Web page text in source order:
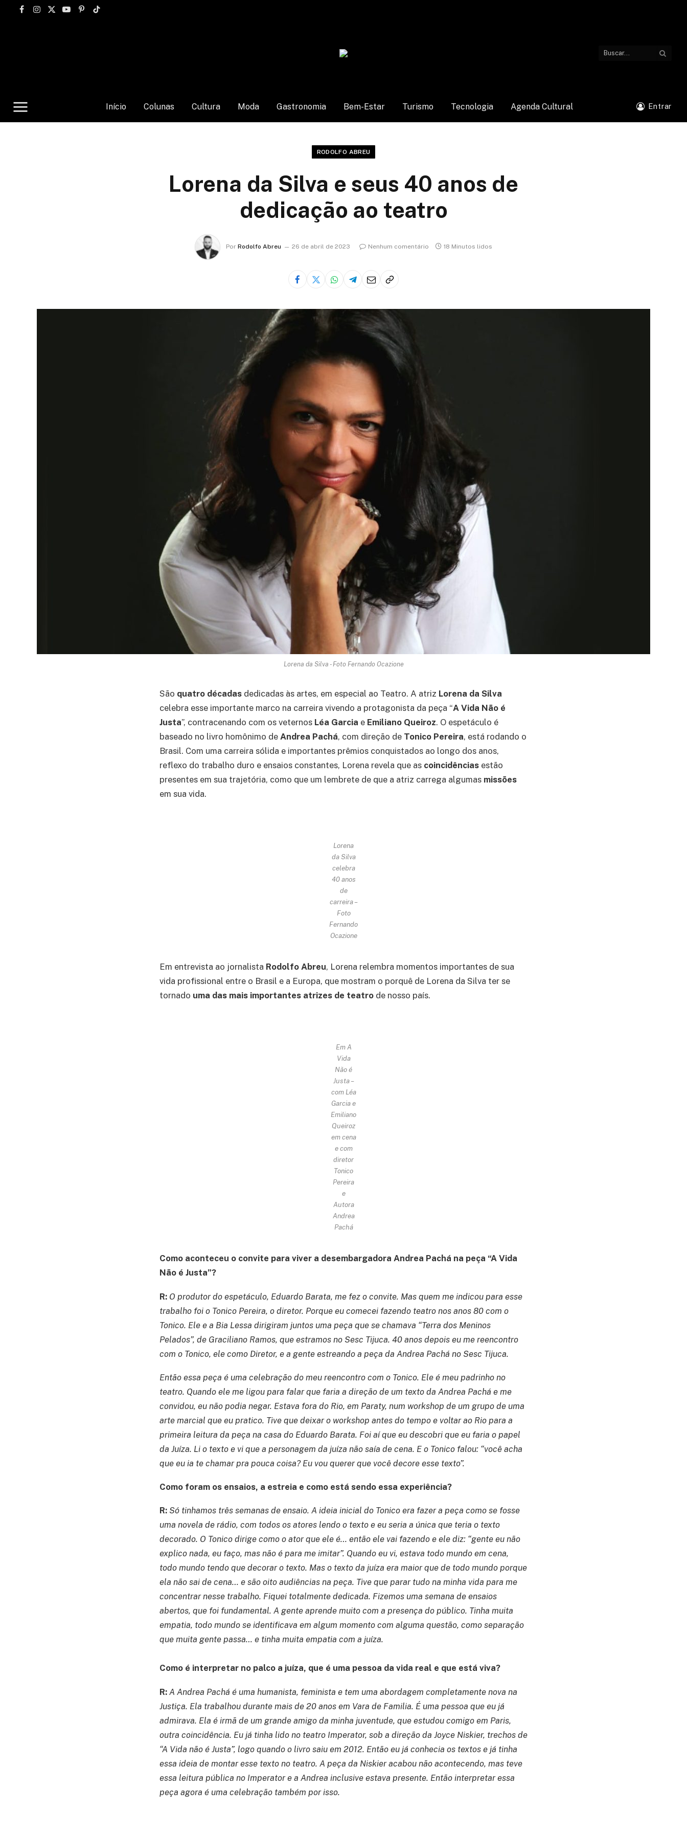
Facebook
Instagram
X
YouTubePinterest
TikTok
Início Colunas Cultura Moda Gastronomia Bem-Estar Turismo Tecnologia Agenda Cultural Entrar
RODOLFO ABREU
Lorena da Silva e seus 40 anos de
dedicação ao teatro
Por Rodolfo Abreu 26 de abril de 2023 Nenhum comentário 18 Minutos lidos
Lorena da Silva - Foto Fernando Ocazione
São quatro décadas dedicadas às artes, em especial ao Teatro. A atriz Lorena da Silva
celebra esse importante marco na carreira vivendo a protagonista da peça “A Vida Não é
Justa”, contracenando com os veternos Léa Garcia e Emiliano Queiroz. O espetáculo é
baseado no livro homônimo de Andrea Pachá, com direção de Tonico Pereira, está rodando o
Brasil. Com uma carreira sólida e importantes prêmios conquistados ao longo dos anos,
reflexo do trabalho duro e ensaios constantes, Lorena revela que as coincidências estão
presentes em sua trajetória, como que um lembrete de que a atriz carrega algumas missões
em sua vida.
Lorena
da Silva
celebra
40 anos
de
carreira –
Foto
Fernando
Ocazione
Em entrevista ao jornalista Rodolfo Abreu, Lorena relembra momentos importantes de sua
vida profissional entre o Brasil e a Europa, que mostram o porquê de Lorena da Silva ter se
tornado uma das mais importantes atrizes de teatro de nosso país.
Em A
Vida
Não é
Justa –
com Léa
Garcia e
Emiliano
Queiroz
em cena
e com
diretor
Tonico
Pereira
e
Autora
Andrea
Pachá
Como aconteceu o convite para viver a desembargadora Andrea Pachá na peça “A Vida
Não é Justa”?
R: O produtor do espetáculo, Eduardo Barata, me fez o convite. Mas quem me indicou para esse
trabalho foi o Tonico Pereira, o diretor. Porque eu comecei fazendo teatro nos anos 80 com o
Tonico. Ele e a Bia Lessa dirigiram juntos uma peça que se chamava “Terra dos Meninos
Pelados”, de Graciliano Ramos, que estramos no Sesc Tijuca. 40 anos depois eu me reencontro
com o Tonico, ele como Diretor, e a gente estreando a peça da Andrea Pachá no Sesc Tijuca.
Então essa peça é uma celebração do meu reencontro com o Tonico. Ele é meu padrinho no
teatro. Quando ele me ligou para falar que faria a direção de um texto da Andrea Pachá e me
convidou, eu não podia negar. Estava fora do Rio, em Paraty, num workshop de um grupo de uma
arte marcial que eu pratico. Tive que deixar o workshop antes do tempo e voltar ao Rio para a
primeira leitura da peça na casa do Eduardo Barata. Foi aí que eu descobri que eu faria o papel
da Juíza. Li o texto e vi que a personagem da juíza não saía de cena. E o Tonico falou: “você acha
que eu ia te chamar pra pouca coisa? Eu vou querer que você decore esse texto”.
Como foram os ensaios, a estreia e como está sendo essa experiência?
R: Só tinhamos três semanas de ensaio. A ideia inicial do Tonico era fazer a peça como se fosse
uma novela de rádio, com todos os atores lendo o texto e eu seria a única que teria o texto
decorado. O Tonico dirige como o ator que ele é… então ele vai fazendo e ele diz: “gente eu não
explico nada, eu faço, mas não é para me imitar”. Quando eu vi, estava todo mundo em cena,
todo mundo tendo que decorar o texto. Mas o texto da juíza era maior que de todo mundo porque
ela não sai de cena… e são oito audiências na peça. Tive que parar tudo na minha vida para me
concentrar nesse trabalho. Fiquei totalmente dedicada. Fizemos uma semana de ensaios
abertos, que foi fundamental. A gente aprende muito com a presença do público. Tinha muita
empatia, todo mundo se identificava em algum momento com alguma questão, como separação
que muita gente passa… e tinha muita empatia com a juíza.
Como é interpretar no palco a juíza, que é uma pessoa da vida real e que está viva?
R: A Andrea Pachá é uma humanista, feminista e tem uma abordagem completamente nova na
Justiça. Ela trabalhou durante mais de 20 anos em Vara de Familia. É uma pessoa que eu já
admirava. Ela é irmã de um grande amigo da minha juventude, que estudou comigo em Paris,
outra coincidência. Eu já tinha lido no teatro Imperator, sob a direção da Joyce Niskier, trechos de
“A Vida não é Justa”, logo quando o livro saiu em 2012. Então eu já conhecia os textos e já tinha
essa ideia de montar esse texto no teatro. A peça da Niskier acabou não acontecendo, mas teve
essa leitura pública no Imperator e a Andrea inclusive estava presente. Então interpretar essa
peça agora é uma celebração também por isso.